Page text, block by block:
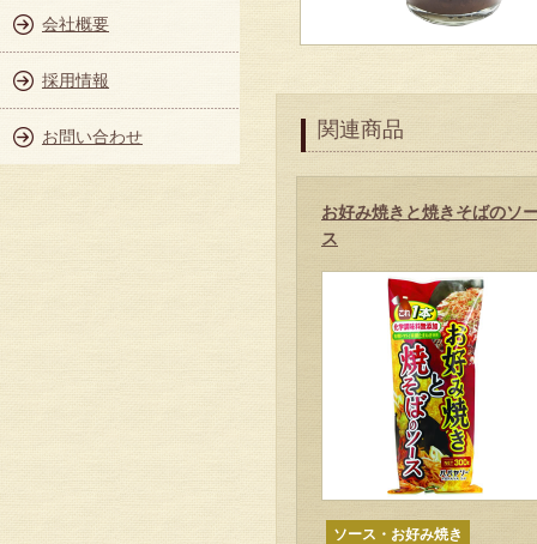
会社概要
採用情報
お問い合わせ 関連商品
お好み焼きと焼きそばのソ
ス
ソース・お好み焼き